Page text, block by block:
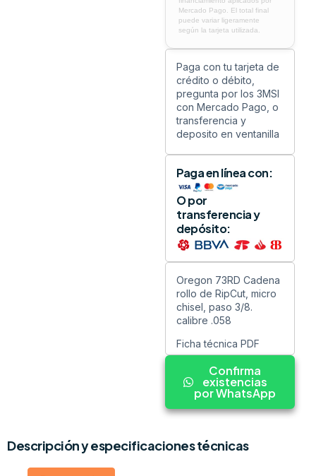
Mercado Pago. El total final
puede variar ligeramente
según la tarjeta utilizada.
Paga con tu tarjeta de
crédito o débito,
pregunta por los 3MSI
con Mercado Pago, o
transferencia y
deposito en ventanilla
Paga en línea con:
O por
transferencia y
depósito:
Oregon 73RD Cadena
rollo de RipCut, micro
chisel, paso 3/8.
calibre .058
Ficha técnica PDF
Confirma
existencias
por WhatsApp
Descripción y especificaciones técnicas